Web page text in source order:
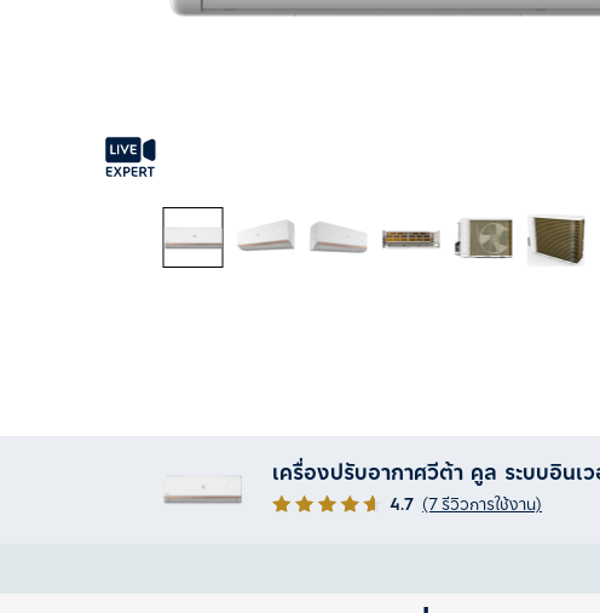
เครื่องปรับอากาศวีต้า คูล ระบบอินเ
4.7 (7 รีวิวการใช้งาน)